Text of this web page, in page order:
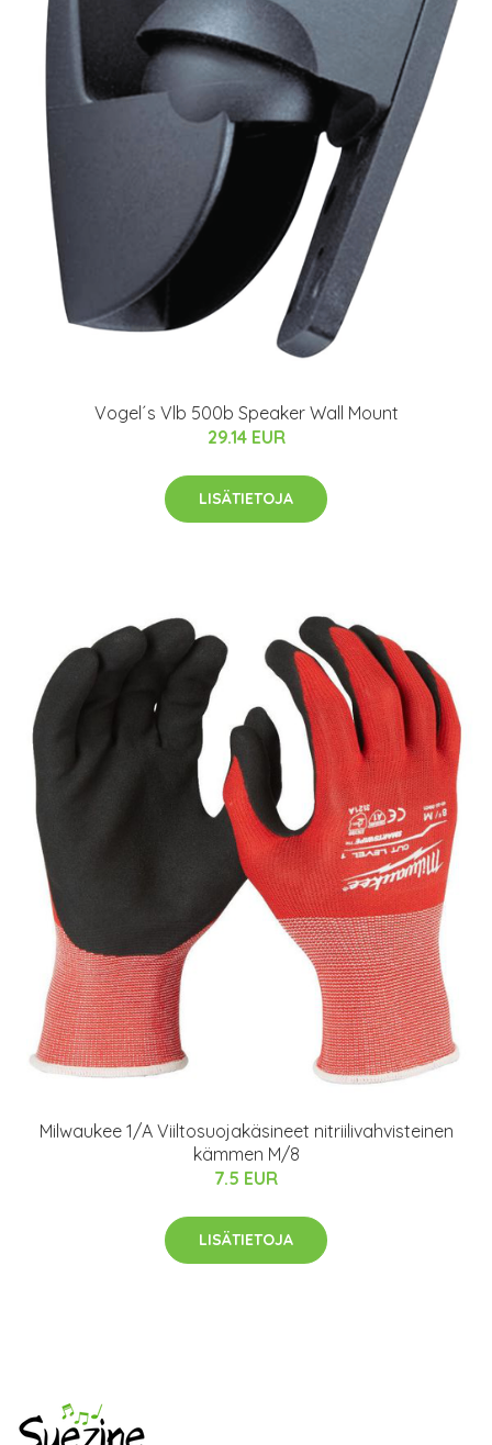
Vogel´s Vlb 500b Speaker Wall Mount
29.14 EUR
LISÄTIETOJA
Milwaukee 1/A Viiltosuojakäsineet nitriilivahvisteinen
kämmen M/8
7.5 EUR
LISÄTIETOJA